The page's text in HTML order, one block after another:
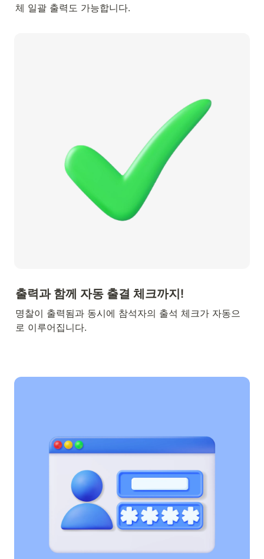
체 일괄 출력 도 가능합니다.
출력과 함께 자동 출결 체크까지!
명찰이 출력됨과 동시에 참석자의 출석 체크가 자동으
로 이루어집니다.